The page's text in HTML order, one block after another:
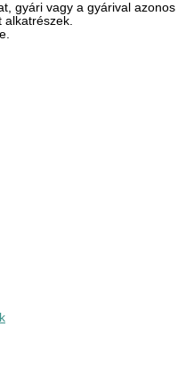
gyári vagy a gyárival azonos
alkatrészek.